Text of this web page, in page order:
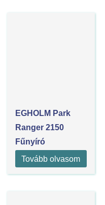
EGHOLM Park
Ranger 2150
Fűnyíró
Tovább olvasom